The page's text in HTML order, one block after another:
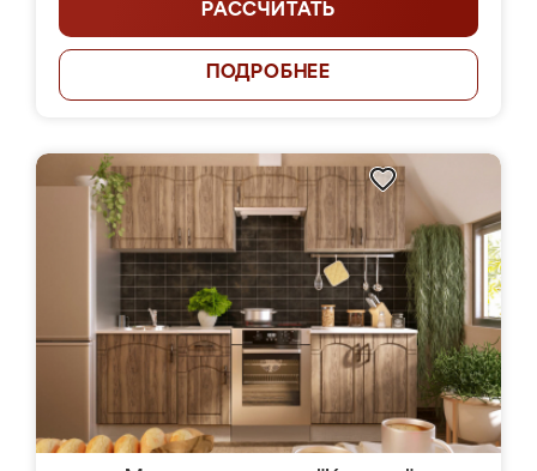
РАССЧИТАТЬ
ПОДРОБНЕЕ